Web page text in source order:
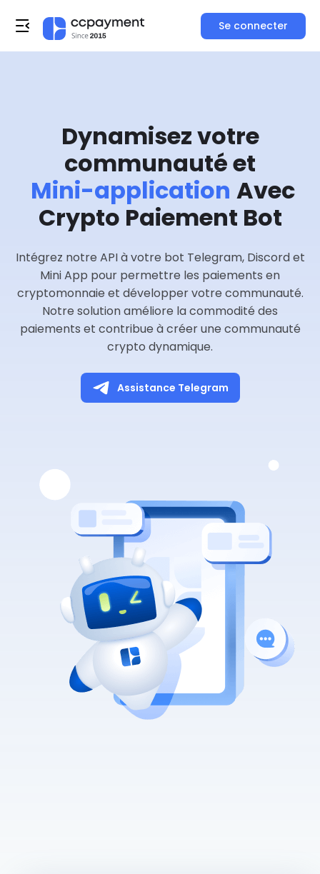
Se connecter
Dynamisez votre
communauté et
Mini-application Avec
Crypto Paiement Bot
Intégrez notre API à votre bot Telegram, Discord et
Mini App pour permettre les paiements en
cryptomonnaie et développer votre communauté.
Notre solution améliore la commodité des
paiements et contribue à créer une communauté
crypto dynamique.
Assistance Telegram